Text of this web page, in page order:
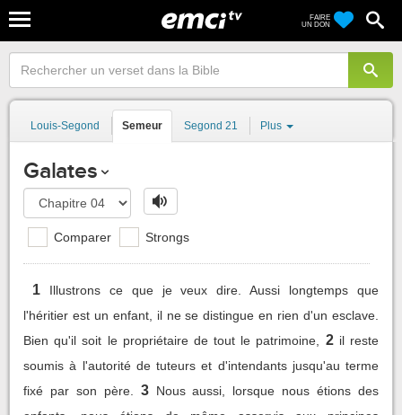
FAIRE
UN DON
Louis-Segond Semeur Segond 21 Plus
Galates
Comparer Strongs
1
Illustrons ce que je veux dire. Aussi longtemps que
l'héritier est un enfant, il ne se distingue en rien d'un esclave.
Bien qu'il soit le propriétaire de tout le patrimoine,
2 il reste
soumis à l'autorité de tuteurs et d'intendants jusqu'au terme
fixé par son père.
3 Nous aussi, lorsque nous étions des